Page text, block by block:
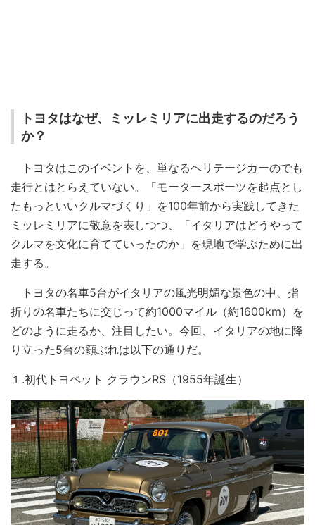
トヨタはなぜ、ミッレミリアに出走するのだろう
か？
トヨタはこのイベントを、単なるヘリテージカーのでも
走行とはとらえていない。「モータースポーツを起点とし
たもっといいクルマづくり」を100年前から実践してきた
ミッレミリアに敬意を表しつつ、「イタリアはどうやって
クルマを文化に育てていったのか」を現地で学ぶために出
走する。
トヨタの名車5台がイタリアの風光明媚な景色の中、指
折りの名車たちに交じって約1000マイル（約1600km）を
どのように走るか、注目したい。今回、イタリアの地に降
り立った5台の顔ぶれは以下の通りだ。
１.初代トヨペット クラウンRS（1955年誕生）